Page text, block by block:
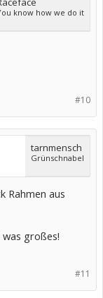
know how we do it
#10
tarnmensch
Grünschnabel
Rahmen aus
großes!
#11